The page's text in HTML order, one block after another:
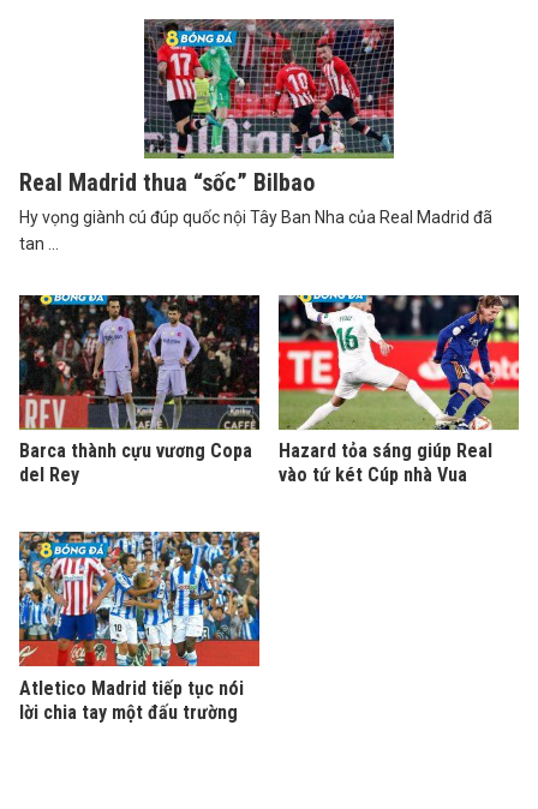
Real Madrid thua “sốc” Bilbao
Hy vọng giành cú đúp quốc nội Tây Ban Nha của Real Madrid đã
tan ...
Barca thành cựu vương Copa
del Rey
Hazard tỏa sáng giúp Real
vào tứ két Cúp nhà Vua
Atletico Madrid tiếp tục nói
lời chia tay một đấu trường